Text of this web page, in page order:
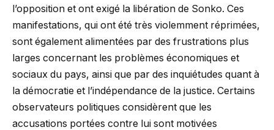
l’opposition et ont exigé la libération de Sonko. Ces
manifestations, qui ont été très violemment réprimées,
sont également alimentées par des frustrations plus
larges concernant les problèmes économiques et
sociaux du pays, ainsi que par des inquiétudes quant à
la démocratie et l’indépendance de la justice. Certains
observateurs politiques considèrent que les
accusations portées contre lui sont motivées